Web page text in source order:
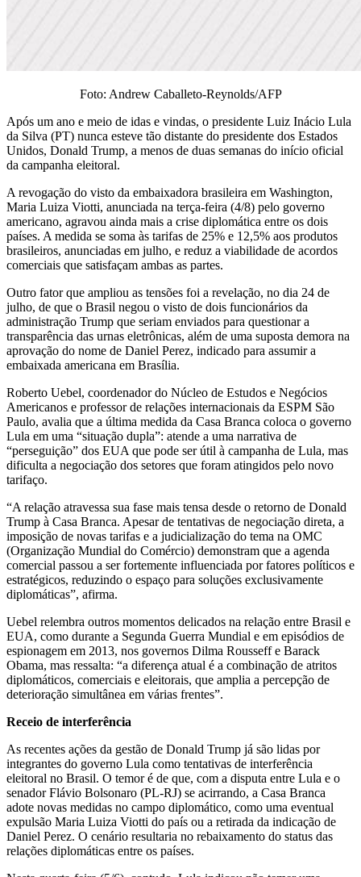
Foto: Andrew Caballeto-Reynolds/AFP
Após um ano e meio de idas e vindas, o presidente Luiz Inácio Lula
da Silva (PT) nunca esteve tão distante do presidente dos Estados
Unidos, Donald Trump, a menos de duas semanas do início oficial
da campanha eleitoral.
A revogação do visto da embaixadora brasileira em Washington,
Maria Luiza Viotti, anunciada na terça-feira (4/8) pelo governo
americano, agravou ainda mais a crise diplomática entre os dois
países. A medida se soma às tarifas de 25% e 12,5% aos produtos
brasileiros, anunciadas em julho, e reduz a viabilidade de acordos
comerciais que satisfaçam ambas as partes.
Outro fator que ampliou as tensões foi a revelação, no dia 24 de
julho, de que o Brasil negou o visto de dois funcionários da
administração Trump que seriam enviados para questionar a
transparência das urnas eletrônicas, além de uma suposta demora na
aprovação do nome de Daniel Perez, indicado para assumir a
embaixada americana em Brasília.
Roberto Uebel, coordenador do Núcleo de Estudos e Negócios
Americanos e professor de relações internacionais da ESPM São
Paulo, avalia que a última medida da Casa Branca coloca o governo
Lula em uma “situação dupla”: atende a uma narrativa de
“perseguição” dos EUA que pode ser útil à campanha de Lula, mas
dificulta a negociação dos setores que foram atingidos pelo novo
tarifaço.
“A relação atravessa sua fase mais tensa desde o retorno de Donald
Trump à Casa Branca. Apesar de tentativas de negociação direta, a
imposição de novas tarifas e a judicialização do tema na OMC
(Organização Mundial do Comércio) demonstram que a agenda
comercial passou a ser fortemente influenciada por fatores políticos e
estratégicos, reduzindo o espaço para soluções exclusivamente
diplomáticas”, afirma.
Uebel relembra outros momentos delicados na relação entre Brasil e
EUA, como durante a Segunda Guerra Mundial e em episódios de
espionagem em 2013, nos governos Dilma Rousseff e Barack
Obama, mas ressalta: “a diferença atual é a combinação de atritos
diplomáticos, comerciais e eleitorais, que amplia a percepção de
deterioração simultânea em várias frentes”.
Receio de interferência
As recentes ações da gestão de Donald Trump já são lidas por
integrantes do governo Lula como tentativas de interferência
eleitoral no Brasil. O temor é de que, com a disputa entre Lula e o
senador Flávio Bolsonaro (PL-RJ) se acirrando, a Casa Branca
adote novas medidas no campo diplomático, como uma eventual
expulsão Maria Luiza Viotti do país ou a retirada da indicação de
Daniel Perez. O cenário resultaria no rebaixamento do status das
relações diplomáticas entre os países.